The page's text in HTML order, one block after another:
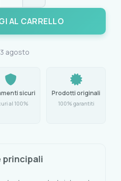
AL CARRELLO
agosto
sicuri
al 100%
Prodotti originali
100% garantiti